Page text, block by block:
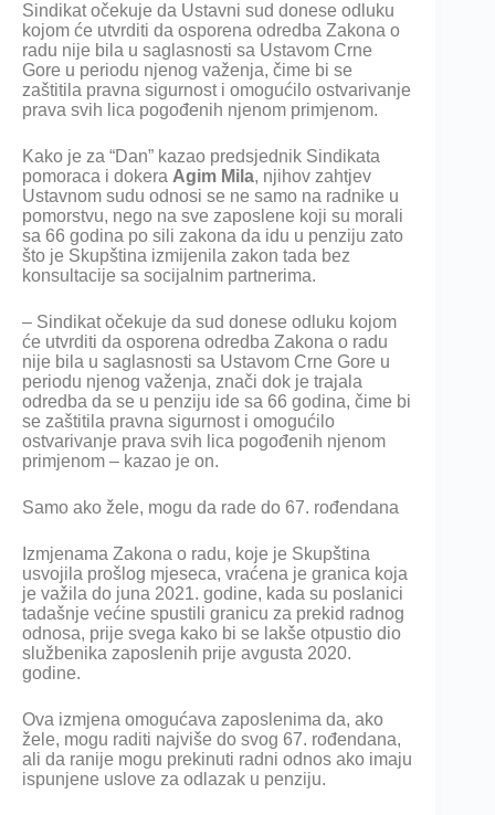
Sindikat očekuje da Ustavni sud donese odluku
kojom će utvrditi da osporena odredba Zakona o
radu nije bila u saglasnosti sa Ustavom Crne
Gore u periodu njenog važenja, čime bi se
zaštitila pravna sigurnost i omogućilo ostvarivanje
prava svih lica pogođenih njenom primjenom.
Kako je za “Dan” kazao predsjednik Sindikata
pomoraca i dokera Agim Mila, njihov zahtjev
Ustavnom sudu odnosi se ne samo na radnike u
pomorstvu, nego na sve zaposlene koji su morali
sa 66 godina po sili zakona da idu u penziju zato
što je Skupština izmijenila zakon tada bez
konsultacije sa socijalnim partnerima.
– Sindikat očekuje da sud donese odluku kojom
će utvrditi da osporena odredba Zakona o radu
nije bila u saglasnosti sa Ustavom Crne Gore u
periodu njenog važenja, znači dok je trajala
odredba da se u penziju ide sa 66 godina, čime bi
se zaštitila pravna sigurnost i omogućilo
ostvarivanje prava svih lica pogođenih njenom
primjenom – kazao je on.
Samo ako žele, mogu da rade do 67. rođendana
Izmjenama Zakona o radu, koje je Skupština
usvojila prošlog mjeseca, vraćena je granica koja
je važila do juna 2021. godine, kada su poslanici
tadašnje većine spustili granicu za prekid radnog
odnosa, prije svega kako bi se lakše otpustio dio
službenika zaposlenih prije avgusta 2020.
godine.
Ova izmjena omogućava zaposlenima da, ako
žele, mogu raditi najviše do svog 67. rođendana,
ali da ranije mogu prekinuti radni odnos ako imaju
ispunjene uslove za odlazak u penziju.